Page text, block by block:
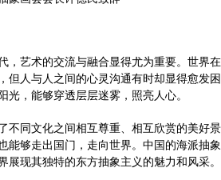
，艺术的交流与融合显得尤为重要。世界在
但人与人之间的心灵沟通有时却显得愈发困
光，能够穿透层层迷雾，照亮人心。
不同文化之间相互尊重、相互欣赏的美好景
能够走出国门，走向世界。中国的海派抽象
展现其独特的东方抽象主义的魅力和风采。